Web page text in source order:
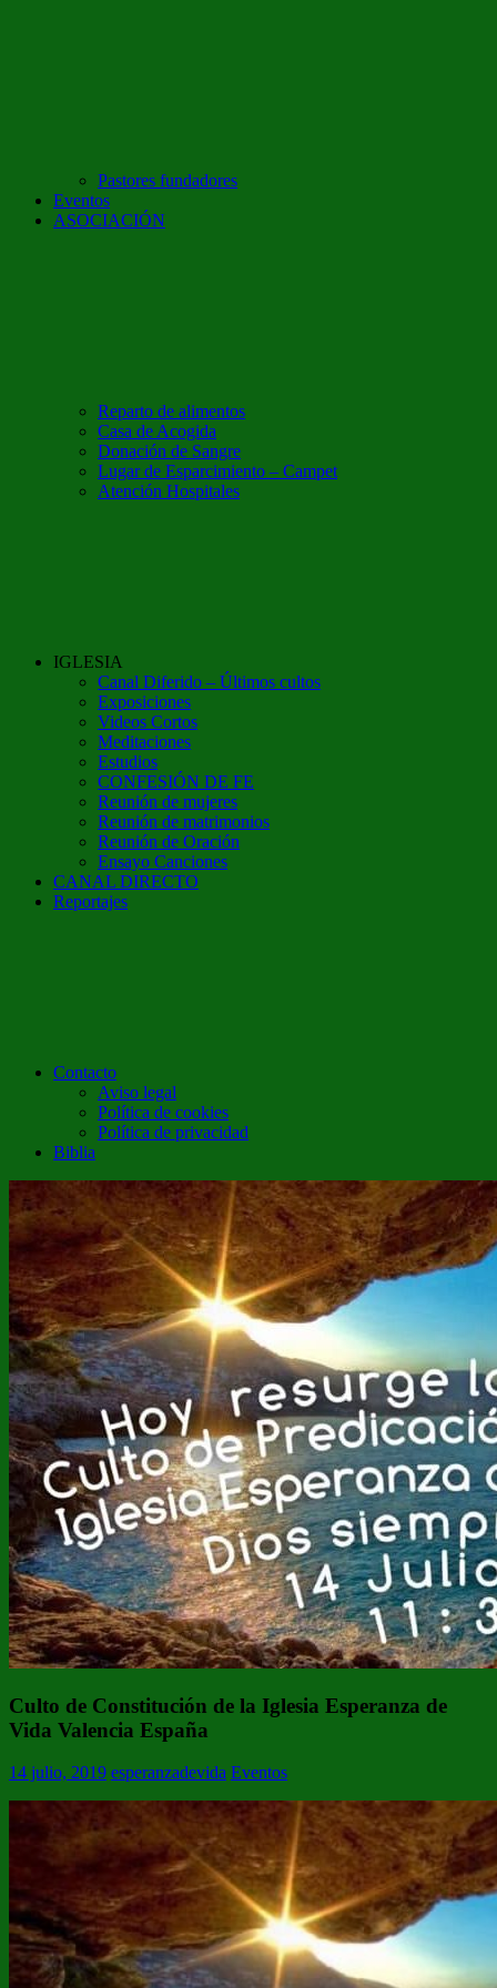
Pastores fundadores
Eventos
ASOCIACIÓN
Reparto de alimentos
Casa de Acogida
Donación de Sangre
Lugar de Esparcimiento – Campet
Atención Hospitales
IGLESIA
Canal Diferido – Últimos cultos
Exposiciones
Videos Cortos
Meditaciones
Estudios
CONFESIÓN DE FE
Reunión de mujeres
Reunión de matrimonios
Reunión de Oración
Ensayo Canciones
CANAL DIRECTO
Reportajes
Contacto
Aviso legal
Política de cookies
Política de privacidad
Biblia
Culto de Constitución de la Iglesia Esperanza de
Vida Valencia España
14 julio, 2019 esperanzadevida Eventos